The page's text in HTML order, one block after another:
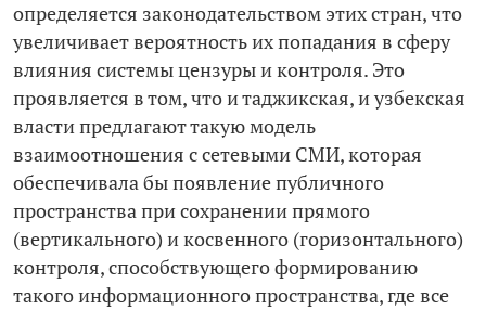
определяется законодательством этих стран, что
увеличивает вероятность их попадания в сферу
влияния системы цензуры и контроля. Это
проявляется в том, что и таджикская, и узбекская
власти предлагают такую модель
взаимоотношения с сетевыми СМИ, которая
обеспечивала бы появление публичного
пространства при сохранении прямого
(вертикального) и косвенного (горизонтального)
контроля, способствующего формированию
такого информационного пространства, где все